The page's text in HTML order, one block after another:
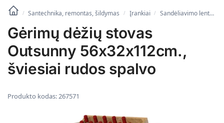
/ Santechnika, remontas, šildymas / Įrankiai / Sandėliavimo lentynos
Gėrimų dėžių stovas
Outsunny 56x32x112cm.,
šviesiai rudos spalvo
Produkto kodas:267571